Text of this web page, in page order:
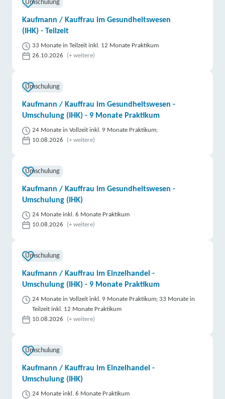
Umschulung
Kaufmann / Kauffrau im Gesundheitswesen
(IHK) - Teilzeit
33 Monate in Teilzeit inkl. 12 Monate Praktikum
26.10.2026
(+ weitere)
Umschulung
Kaufmann / Kauffrau im Gesundheitswesen -
Umschulung (IHK) - 9 Monate Praktikum
24 Monate in Vollzeit inkl. 9 Monate Praktikum;
10.08.2026
(+ weitere)
Umschulung
Kaufmann / Kauffrau im Gesundheitswesen -
Umschulung (IHK)
24 Monate inkl. 6 Monate Praktikum
10.08.2026
(+ weitere)
Umschulung
Kaufmann / Kauffrau im Einzelhandel -
Umschulung (IHK) - 9 Monate Praktikum
24 Monate in Vollzeit inkl. 9 Monate Praktikum; 33 Monate in
Teilzeit inkl. 12 Monate Praktikum
10.08.2026
(+ weitere)
Umschulung
Kaufmann / Kauffrau im Einzelhandel -
Umschulung (IHK)
24 Monate inkl. 6 Monate Praktikum